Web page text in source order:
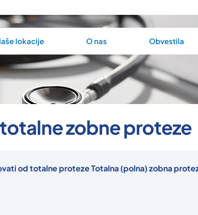
lokacije O nas Obvestila
zobne proteze
od totalne proteze Totalna (polna) zobna